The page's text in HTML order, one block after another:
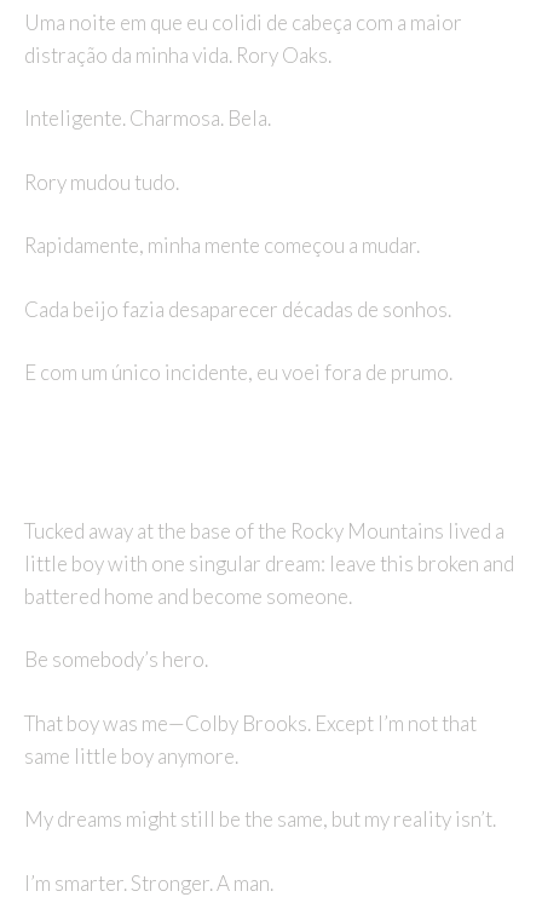
Uma noite em que eu colidi de cabeça com a maior
distração da minha vida. Rory Oaks.
Inteligente. Charmosa. Bela.
Rory mudou tudo.
Rapidamente, minha mente começou a mudar.
Cada beijo fazia desaparecer décadas de sonhos.
E com um único incidente, eu voei fora de prumo.
Tucked away at the base of the Rocky Mountains lived a
little boy with one singular dream: leave this broken and
battered home and become someone.
Be somebody’s hero.
That boy was me—Colby Brooks. Except I’m not that
same little boy anymore.
My dreams might still be the same, but my reality isn’t.
I’m smarter. Stronger. A man.